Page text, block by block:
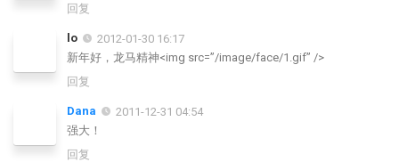
回复
lo
2012-01-30 16:17
新年好，龙马精神<img src=”/image/face/1.gif” />
回复
Dana
2011-12-31 04:54
强大！
回复